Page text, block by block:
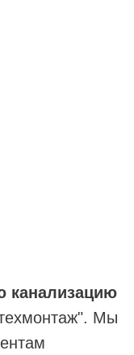
канализацию
Мы